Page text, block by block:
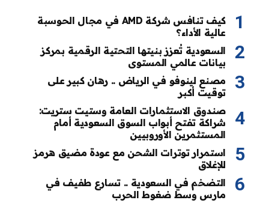
كيف تنافس شركة AMD في مجال الحوسبة
عالية الأداء؟
السعودية تُعزز بنيتها التحتية الرقمية بمركز
بيانات عالمي المستوى
مصنع لينوفو في الرياض .. رهان كبير على
توقيت أكبر
صندوق الاستثمارات العامة وستيت ستريت:
شراكة تفتح أبواب السوق السعودية أمام
المستثمرين الأوروبيين
استمرار توترات الشحن مع عودة مضيق هرمز
للإغلاق
التضخم في السعودية .. تسارع طفيف في
مارس وسط ضغوط الحرب